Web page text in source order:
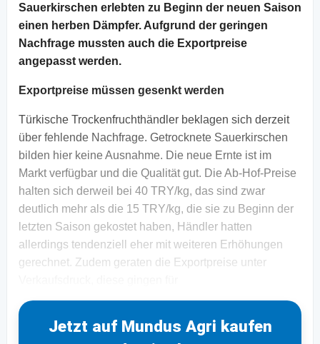
Sauerkirschen erlebten zu Beginn der neuen Saison
einen herben Dämpfer. Aufgrund der geringen
Nachfrage mussten auch die Exportpreise
angepasst werden.
Exportpreise müssen gesenkt werden
Türkische Trockenfruchthändler beklagen sich derzeit
über fehlende Nachfrage. Getrocknete Sauerkirschen
bilden hier keine Ausnahme. Die neue Ernte ist im
Markt verfügbar und die Qualität gut. Die Ab-Hof-Preise
halten sich derweil bei 40 TRY/kg, das sind zwar
deutlich mehr als die 15 TRY/kg, die sie zu Beginn der
letzten Saison gekostet haben, Händler hatten
allerdings tendenziell eher mit weiteren Erhöhungen
gerechnet. Zudem geraten die Exportpreise unter
Jetzt auf Mundus Agri kaufen